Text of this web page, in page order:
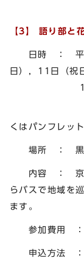
【3】 語り部と
日時 ： 平成
日），11日（祝
16日（土
出発時間は
くはパンフレッ
場所 ： 黒田
内容 ： 京北
らバスで地域を
ます。
参加費用 ：
申込方法 ：